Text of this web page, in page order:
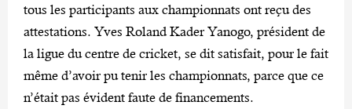
tous les participants aux championnats ont reçu des
attestations. Yves Roland Kader Yanogo, président de
la ligue du centre de cricket, se dit satisfait, pour le fait
même d’avoir pu tenir les championnats, parce que ce
n’était pas évident faute de financements.